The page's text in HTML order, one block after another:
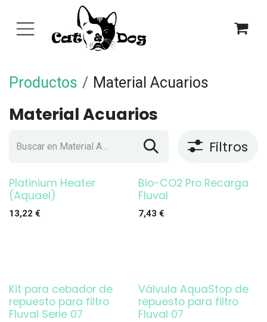
Productos Material Acuarios
Material Acuarios
Filtros
¡OFERTA!
Platinium Heater
(Aquael)
13,22 €
¡OFERTA!
Bio-CO2 Pro Recarga
Fluval
7,43 €
Kit para cebador de
repuesto para filtro
Fluval Serie 07
Válvula AquaStop de
repuesto para filtro
Fluval 07